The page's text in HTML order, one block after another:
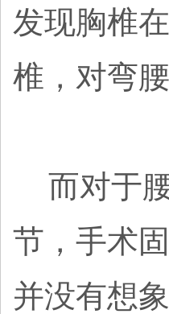
发现胸椎
椎，对弯
而对于腰
节，手术
并没有想